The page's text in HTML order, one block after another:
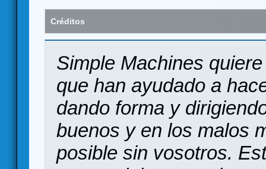
Créditos
Simple Machines
que han ayudado a
dando forma y
buenos y en los malos
posible sin vosotros.